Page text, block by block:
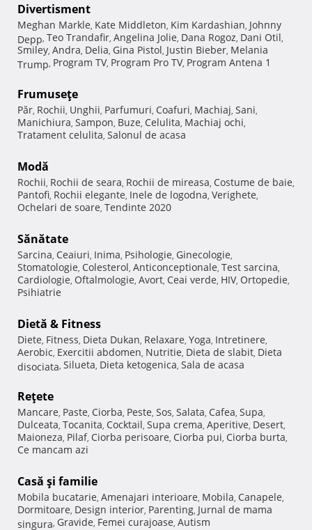
Divertisment
Meghan Markle, Kate Middleton, Kim Kardashian, Johnny
Depp, Teo Trandafir, Angelina Jolie, Dana Rogoz, Dani Otil,
Smiley, Andra, Delia, Gina Pistol, Justin Bieber, Melania
Trump, Program TV, Program Pro TV, Program Antena 1
Frumuseţe
Păr, Rochii, Unghii, Parfumuri, Coafuri, Machiaj, Sani,
Manichiura, Sampon, Buze, Celulita, Machiaj ochi,
Tratament celulita, Salonul de acasa
Modă
Rochii, Rochii de seara, Rochii de mireasa, Costume de baie,
Pantofi, Rochii elegante, Inele de logodna, Verighete,
Ochelari de soare, Tendinte 2020
Sănătate
Sarcina, Ceaiuri, Inima, Psihologie, Ginecologie,
Stomatologie, Colesterol, Anticonceptionale, Test sarcina,
Cardiologie, Oftalmologie, Avort, Ceai verde, HIV, Ortopedie,
Psihiatrie
Dietă & Fitness
Diete, Fitness, Dieta Dukan, Relaxare, Yoga, Intretinere,
Aerobic, Exercitii abdomen, Nutritie, Dieta de slabit, Dieta
disociata, Silueta, Dieta ketogenica, Sala de acasa
Reţete
Mancare, Paste, Ciorba, Peste, Sos, Salata, Cafea, Supa,
Dulceata, Tocanita, Cocktail, Supa crema, Aperitive, Desert,
Maioneza, Pilaf, Ciorba perisoare, Ciorba pui, Ciorba burta,
Ce mancam azi
Casă şi familie
Mobila bucatarie, Amenajari interioare, Mobila, Canapele,
Dormitoare, Design interior, Parenting, Jurnal de mama
singura, Gravide, Femei curajoase, Autism